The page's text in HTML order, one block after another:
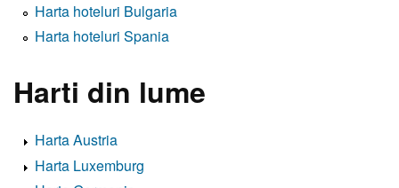
Harta hoteluri Bulgaria
Harta hoteluri Spania
Harti din lume
Harta Austria
Harta Luxemburg